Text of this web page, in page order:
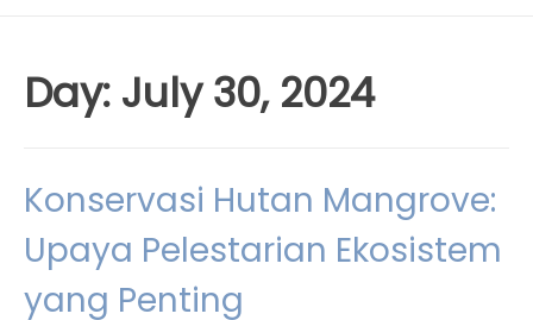
Day: July 30, 2024
Konservasi Hutan Mangrove:
Upaya Pelestarian Ekosistem
yang Penting